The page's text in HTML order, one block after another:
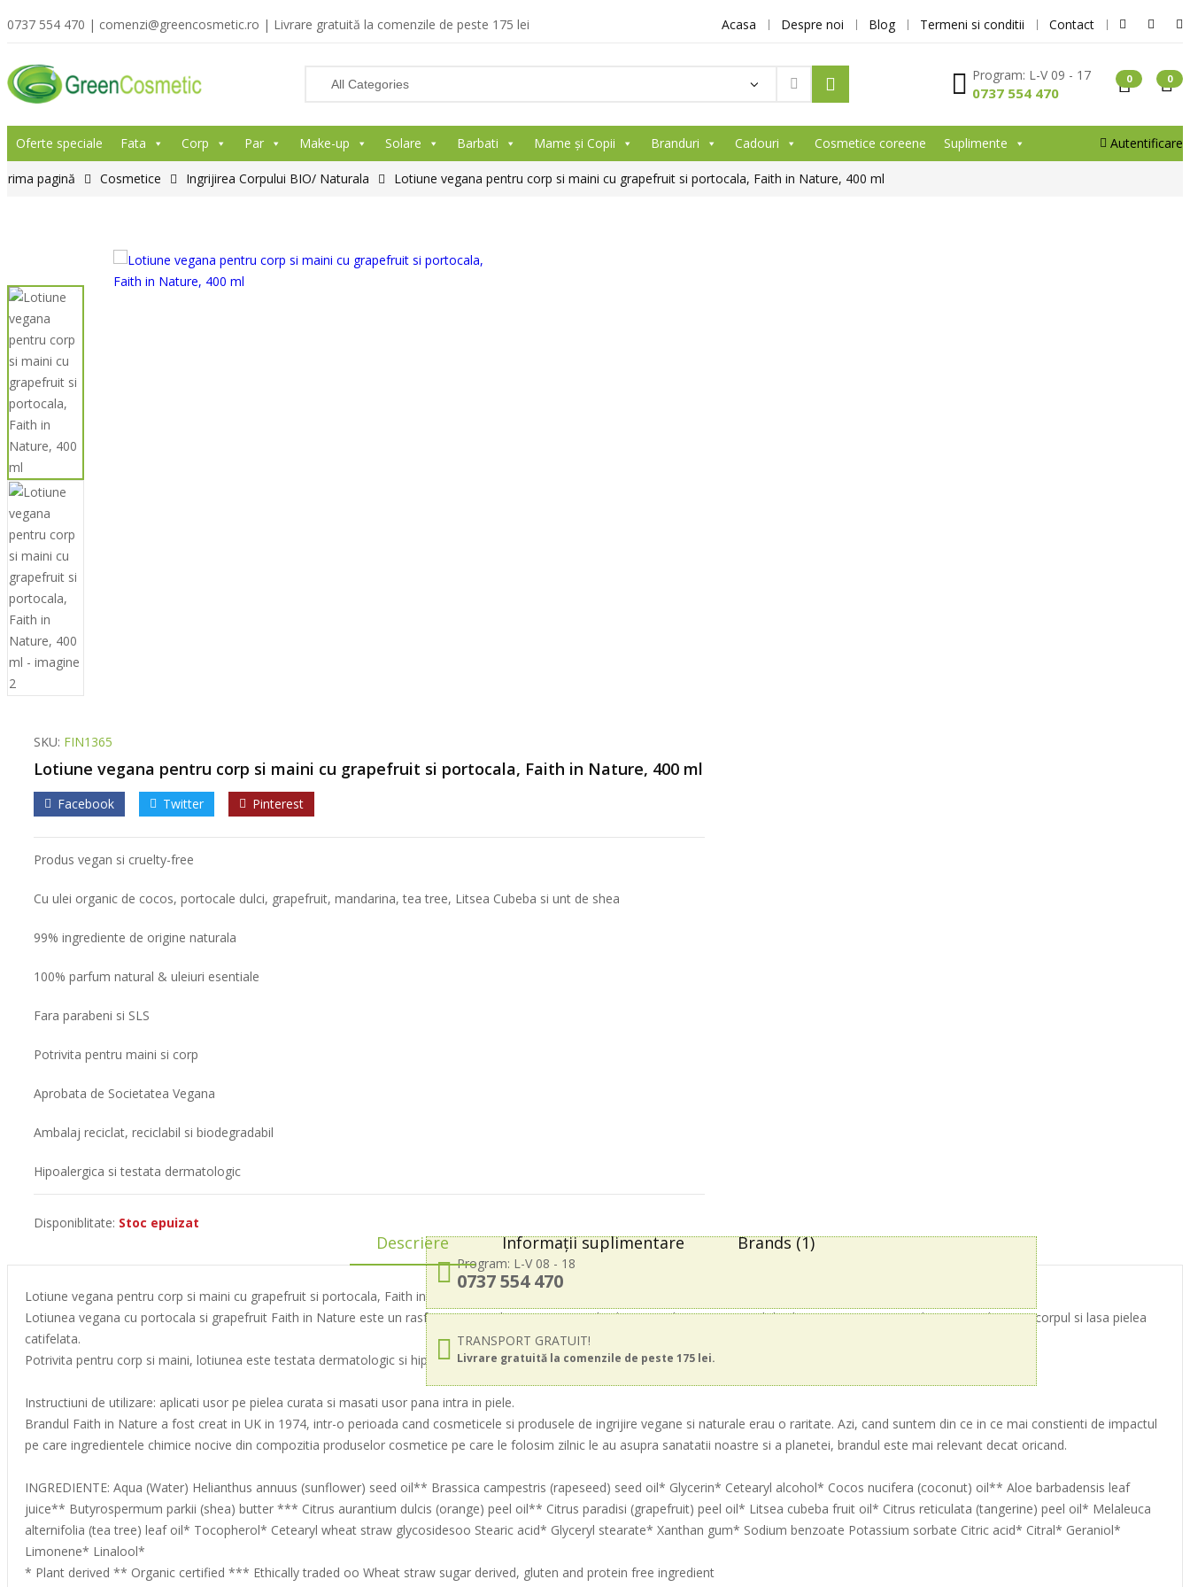
0737 554 470 | comenzi@greencosmetic.ro | Livrare gratuită la comenzile de peste 175 lei Acasa Despre noi Blog Termeni si conditii Contact
Program: L-V 09 - 17
0737 554 470
0 0
Oferte speciale Fata Corp Par Make-up Solare Barbati Mame și Copii Branduri Cadouri Cosmetice coreene Suplimente Autentificare
Prima pagină Cosmetice Ingrijirea Corpului BIO/ Naturala Lotiune vegana pentru corp si maini cu grapefruit si portocala, Faith in Nature, 400 ml
SKU: FIN1365
Lotiune vegana pentru corp si maini cu grapefruit si portocala, Faith in Nature, 400 ml
Facebook Twitter Pinterest
Produs vegan si cruelty-free
Cu ulei organic de cocos, portocale dulci, grapefruit, mandarina, tea tree, Litsea Cubeba si unt de shea
99% ingrediente de origine naturala
100% parfum natural & uleiuri esentiale
Fara parabeni si SLS
Potrivita pentru maini si corp
Aprobata de Societatea Vegana
Ambalaj reciclat, reciclabil si biodegradabil
Hipoalergica si testata dermatologic
Disponiblitate: Stoc epuizat
Program: L-V 08 - 18
0737 554 470
TRANSPORT GRATUIT!
Livrare gratuită la comenzile de peste 175 lei.
Descriere Informații suplimentare Brands (1)
Lotiune vegana pentru corp si maini cu grapefruit si portocala, Faith in Nature, 400 ml
Lotiunea vegana cu portocala si grapefruit Faith in Nature este un rasfat pentru piele si simturi, iar uleiul organic de cocos si untul de shea, extras prin procedee etice, relaxeaza corpul si lasa pielea
catifelata.
Potrivita pentru corp si maini, lotiunea este testata dermatologic si hipoalergenica si nu este testata pe animale, fiind la fel de blanda cu planeta cum este si cu pielea ta.
Instructiuni de utilizare: aplicati usor pe pielea curata si masati usor pana intra in piele.
Brandul Faith in Nature a fost creat in UK in 1974, intr-o perioada cand cosmeticele si produsele de ingrijire vegane si naturale erau o raritate. Azi, cand suntem din ce in ce mai constienti de impactul
pe care ingredientele chimice nocive din compozitia produselor cosmetice pe care le folosim zilnic le au asupra sanatatii noastre si a planetei, brandul este mai relevant decat oricand.
INGREDIENTE: Aqua (Water) Helianthus annuus (sunflower) seed oil** Brassica campestris (rapeseed) seed oil* Glycerin* Cetearyl alcohol* Cocos nucifera (coconut) oil** Aloe barbadensis leaf
juice** Butyrospermum parkii (shea) butter *** Citrus aurantium dulcis (orange) peel oil** Citrus paradisi (grapefruit) peel oil* Litsea cubeba fruit oil* Citrus reticulata (tangerine) peel oil* Melaleuca
alternifolia (tea tree) leaf oil* Tocopherol* Cetearyl wheat straw glycosidesoo Stearic acid* Glyceryl stearate* Xanthan gum* Sodium benzoate Potassium sorbate Citric acid* Citral* Geraniol*
Limonene* Linalool*
* Plant derived ** Organic certified *** Ethically traded oo Wheat straw sugar derived, gluten and protein free ingredient